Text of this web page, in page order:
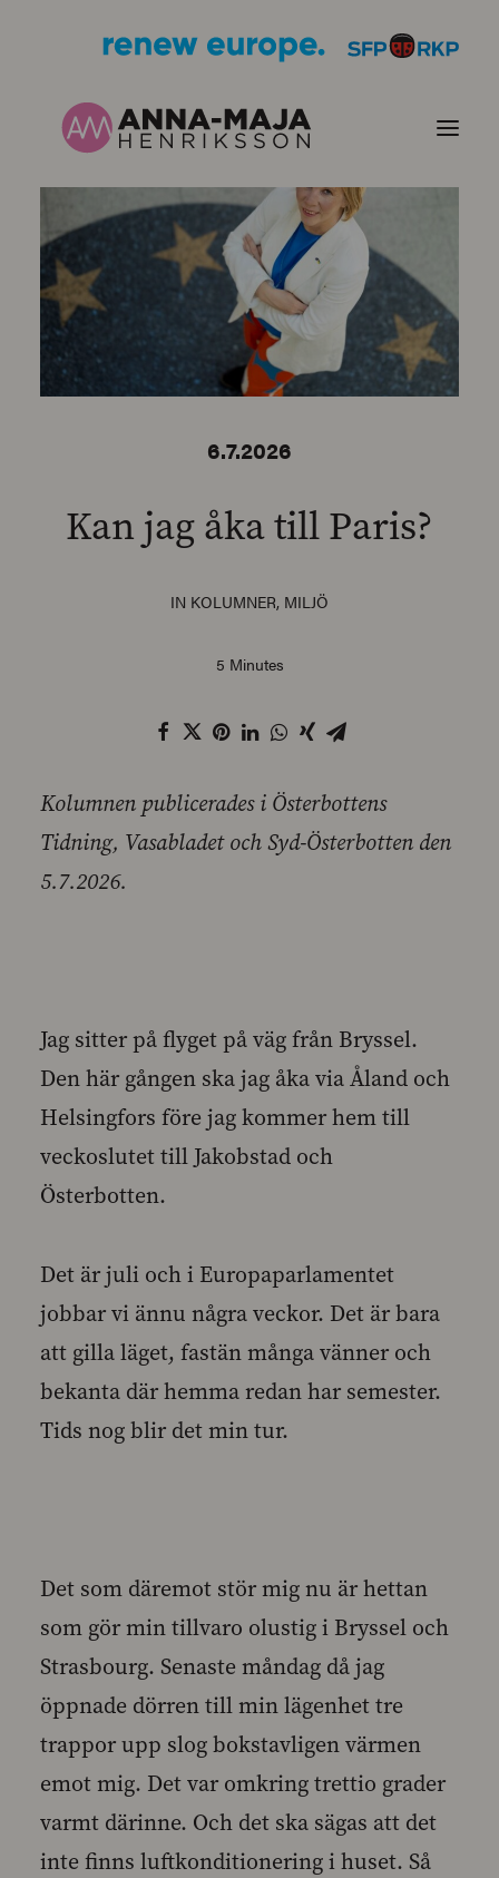
PUBLIKATIONER
HJÄRTEFRÅGOR
PERSONPORTRÄTT
SEARCH
6.7.2026
Kan jag åka till Paris?
IN KOLUMNER, MILJÖ
5 Minutes
Kolumnen publicerades i Österbottens
Tidning, Vasabladet och Syd-Österbotten den
5.7.2026.
Jag sitter på flyget på väg från Bryssel.
Den här gången ska jag åka via Åland och
Helsingfors före jag kommer hem till
veckoslutet till Jakobstad och
Österbotten.
Det är juli och i Europaparlamentet
jobbar vi ännu några veckor. Det är bara
att gilla läget, fastän många vänner och
bekanta där hemma redan har semester.
Tids nog blir det min tur.
Det som däremot stör mig nu är hettan
som gör min tillvaro olustig i Bryssel och
Strasbourg. Senaste måndag då jag
öppnade dörren till min lägenhet tre
trappor upp slog bokstavligen värmen
emot mig. Det var omkring trettio grader
varmt därinne. Och det ska sägas att det
inte finns luftkonditionering i huset. Så